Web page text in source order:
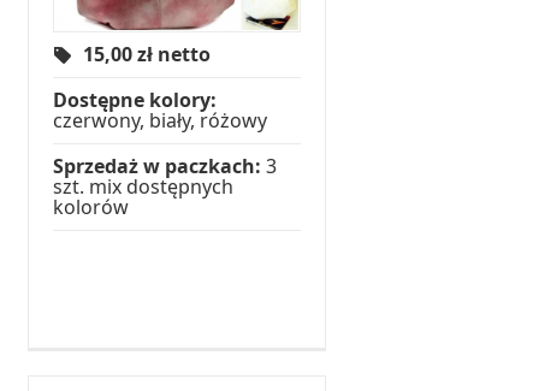
15,00zł netto
Dostępne kolory:
czerwony, biały, różowy
Sprzedaż w paczkach:3
szt. mix dostępnych
kolorów